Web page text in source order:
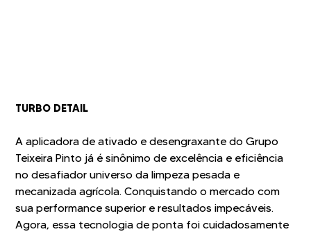
TURBO DETAIL
A aplicadora de ativado e desengraxante do Grupo
Teixeira Pinto já é sinônimo de excelência e eficiência
no desafiador universo da limpeza pesada e
mecanizada agrícola. Conquistando o mercado com
sua performance superior e resultados impecáveis.
Agora, essa tecnologia de ponta foi cuidadosamente